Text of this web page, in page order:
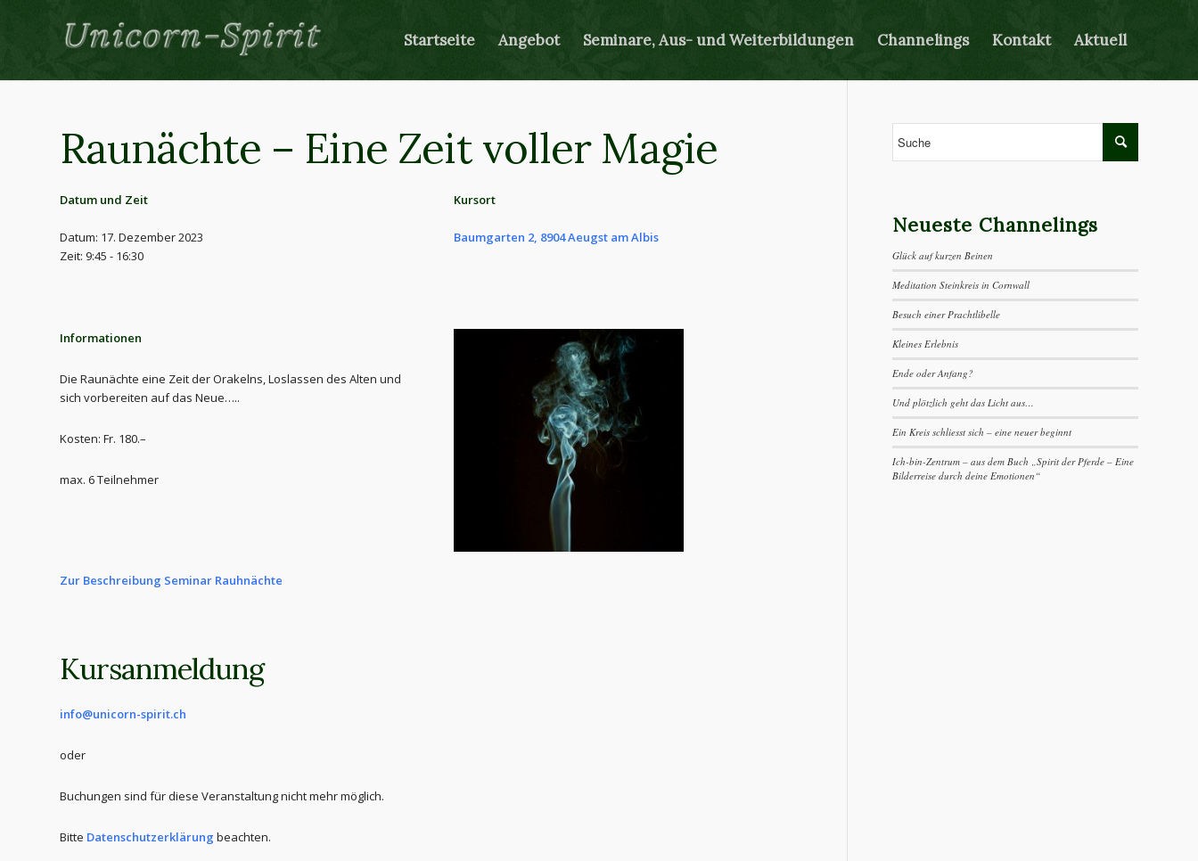
Startseite Angebot Seminare, Aus- und Weiterbildungen Channelings Kontakt Aktuell
Raunächte – Eine Zeit voller Magie
Datum und Zeit
Datum: 17. Dezember 2023
Zeit: 9:45 - 16:30
Kursort
Baumgarten 2, 8904 Aeugst am Albis
Informationen
Die Raunächte eine Zeit der Orakelns, Loslassen des Alten und
sich vorbereiten auf das Neue…..
Kosten: Fr. 180.–
max. 6 Teilnehmer
Zur Beschreibung Seminar Rauhnächte
Kursanmeldung
info@unicorn-spirit.ch
oder
Buchungen sind für diese Veranstaltung nicht mehr möglich.
Bitte Datenschutzerklärung beachten.
Neueste Channelings
Glück auf kurzen Beinen
Meditation Steinkreis in Cornwall
Besuch einer Prachtlibelle
Kleines Erlebnis
Ende oder Anfang?
Und plötzlich geht das Licht aus…
Ein Kreis schliesst sich – eine neuer beginnt
Ich-bin-Zentrum – aus dem Buch „Spirit der Pferde – Eine
Bilderreise durch deine Emotionen“